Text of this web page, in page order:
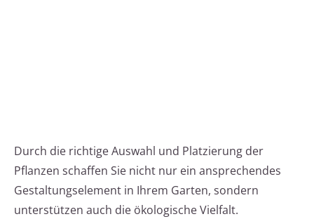
Durch die richtige Auswahl und Platzierung der
Pflanzen schaffen Sie nicht nur ein ansprechendes
Gestaltungselement in Ihrem Garten, sondern
unterstützen auch die ökologische Vielfalt.